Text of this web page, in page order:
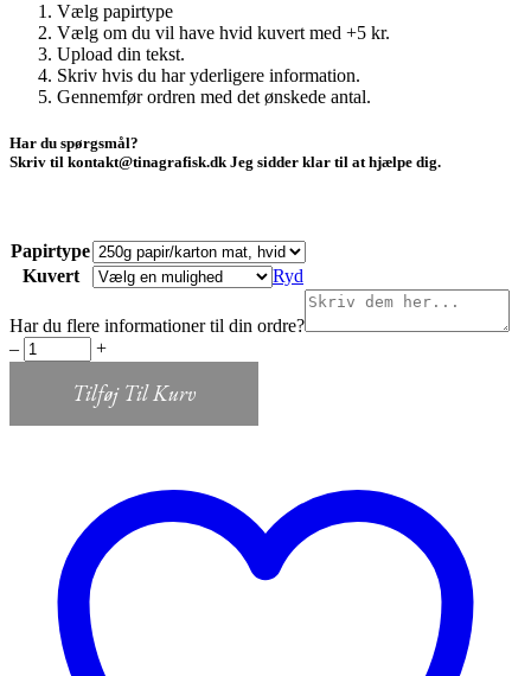
Vælg papirtype
Vælg om du vil have hvid kuvert med +5 kr.
Upload din tekst.
Skriv hvis du har yderligere information.
Gennemfør ordren med det ønskede antal.
Har du spørgsmål?
Skriv til kontakt@tinagrafisk.dk Jeg sidder klar til at hjælpe dig.
Papirtype
Kuvert
Ryd
Har du flere informationer til din ordre?
Invitation
Rust
‒ +
Tilføj Til Kurv